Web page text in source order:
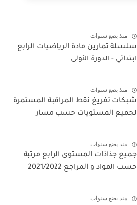
منذ بضع سنوات
سلسلة تمارين مادة الرياضيات الرابع
ابتدائي - الدورة الأولى
منذ بضع سنوات
شبكات تفريغ نقط المراقبة المستمرة
لجميع المستويات حسب مسار
منذ بضع سنوات
جميع جذاذات المستوى الرابع مرتبة
حسب المواد و المراجع 2021/2022
منذ بضع سنوات